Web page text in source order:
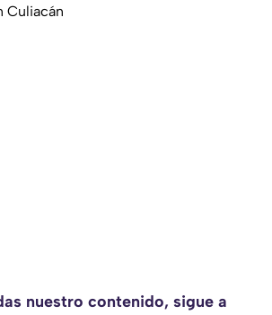
Culiacán
nuestro contenido, sigue a